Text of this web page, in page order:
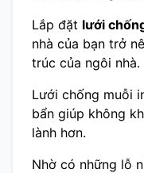
Lắp đặt lưới
nhà của bạn trở
trúc của ngôi nhà.
Lưới chống muỗi
bẩn giúp không
lành hơn.
Nhờ có những lỗ